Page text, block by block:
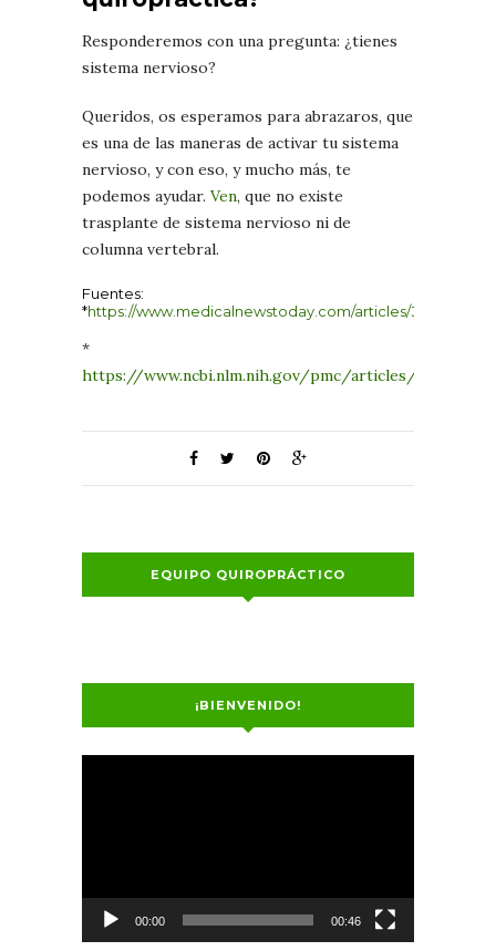
Responderemos con una pregunta: ¿tienes
sistema nervioso?
Queridos, os esperamos para abrazaros, que
es una de las maneras de activar tu sistema
nervioso, y con eso, y mucho más, te
podemos ayudar. Ven, que no existe
trasplante de sistema nervioso ni de
columna vertebral.
Fuentes:
*https://www.medicalnewstoday.com/articles/322038.php
*
https://www.ncbi.nlm.nih.gov/pmc/articles/
EQUIPO QUIROPRÁCTICO
¡BIENVENIDO!
00:00 00:46